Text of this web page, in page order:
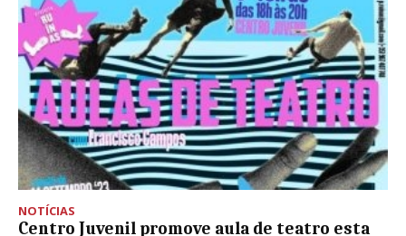
NOTÍCIAS
Centro Juvenil promove aula de teatro esta